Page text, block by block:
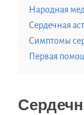
Народная
Сердечная
Симптомы
Первая